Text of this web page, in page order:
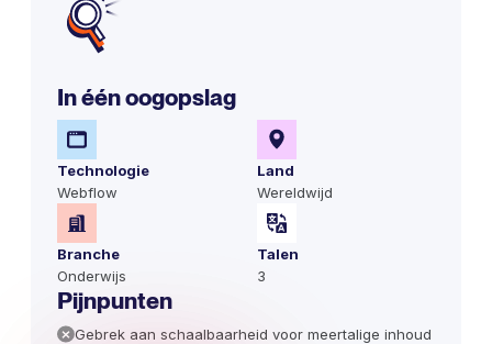
In één oogopslag
Technologie
Webflow
Land
Wereldwijd
Branche
Onderwijs
Talen
3
Pijnpunten
Gebrek aan schaalbaarheid voor meertalige inhoud